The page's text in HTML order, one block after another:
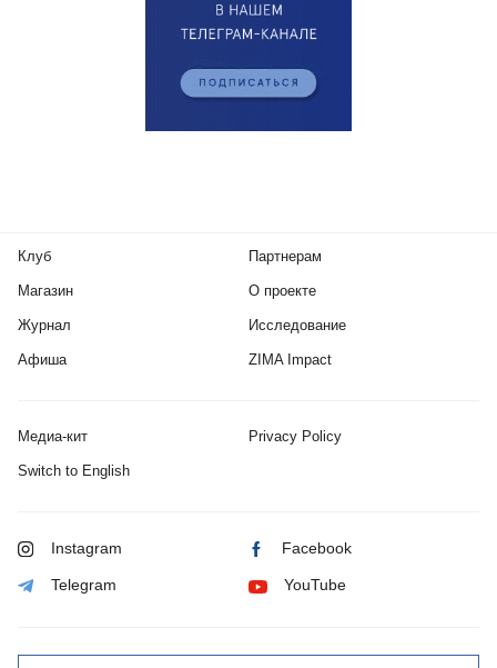
Клуб
Магазин
Журнал
Афиша
Партнерам
О проекте
Исследование
ZIMA Impact
Медиа-кит Privacy Policy
Switch to English
Instagram Facebook
Telegram YouTube